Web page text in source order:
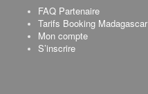
FAQ Partenaire
Tarifs Booking Madagascar
Mon compte
S’inscrire